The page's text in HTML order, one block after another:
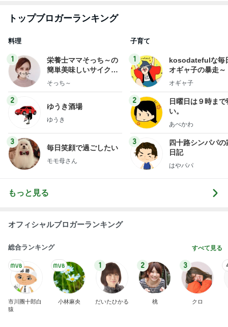
トップブロガーランキング
料理
1
栄養士ママそっち～の
簡単美味しいサイクル
献立
そっち～
2
ゆうき酒場
ゆうき
3
毎日笑顔で過ごしたい
モモ母さん
子育て
1
kosodatefulな毎
オギャ子の暴走～
オギャ子
2
日曜日は９時まで
い。
あべかわ
3
四十路シンパパの
日記
はやパパ
もっと見る
オフィシャルブロガーランキング
総合ランキング すべて見る
市川團十郎白
猿
小林麻央
1
だいたひかる
2
桃
3
クロ